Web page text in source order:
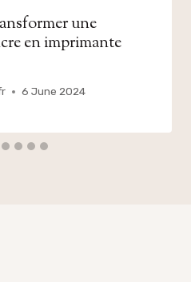
une
en imprimante
6 June 2024